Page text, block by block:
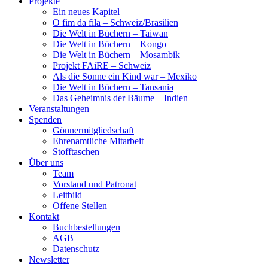
Ein neues Kapitel
O fim da fila – Schweiz/Brasilien
Die Welt in Büchern – Taiwan
Die Welt in Büchern – Kongo
Die Welt in Büchern – Mosambik
Projekt FAiRE – Schweiz
Als die Sonne ein Kind war – Mexiko
Die Welt in Büchern – Tansania
Das Geheimnis der Bäume – Indien
Veranstaltungen
Spenden
Gönnermitgliedschaft
Ehrenamtliche Mitarbeit
Stofftaschen
Über uns
Team
Vorstand und Patronat
Leitbild
Offene Stellen
Kontakt
Buchbestellungen
AGB
Datenschutz
Newsletter